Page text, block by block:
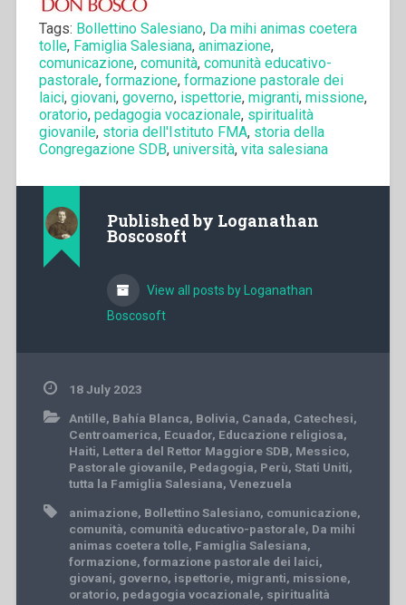
Tags: Bollettino Salesiano, Da mihi animas coetera
tolle, Famiglia Salesiana, animazione,
comunicazione, comunità, comunità educativo-
pastorale, formazione, formazione pastorale dei
laici, giovani, governo, ispettorie, migranti, missione,
oratorio, pedagogia vocazionale, spiritualità
giovanile, storia dell'Istituto FMA, storia della
Congregazione SDB, università, vita salesiana
Published by Loganathan
Boscosoft
View all posts by Loganathan
Boscosoft
18 July 2023
Antille, Bahía Blanca, Bolivia, Canada, Catechesi,
Centroamerica, Ecuador, Educazione religiosa,
Haiti, Lettera del Rettor Maggiore SDB, Messico,
Pastorale giovanile, Pedagogia, Perù, Stati Uniti,
tutta la Famiglia Salesiana, Venezuela
animazione, Bollettino Salesiano, comunicazione,
comunità, comunità educativo-pastorale, Da mihi
animas coetera tolle, Famiglia Salesiana,
formazione, formazione pastorale dei laici,
giovani, governo, ispettorie, migranti, missione,
oratorio, pedagogia vocazionale, spiritualità